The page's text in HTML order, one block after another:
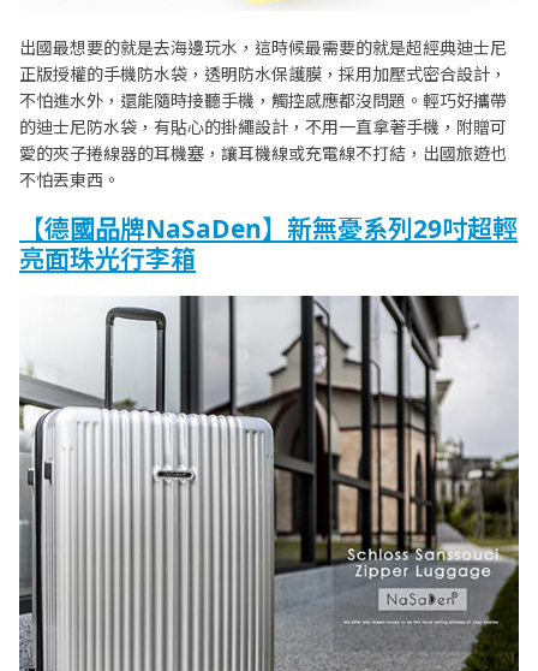
出國最想要的就是去海邊玩水，這時候最需要的就是超經典迪士尼
正版授權的手機防水袋，透明防水保護膜，採用加壓式密合設計，
不怕進水外，還能隨時接聽手機，觸控感應都沒問題。輕巧好攜帶
的迪士尼防水袋，有貼心的掛繩設計，不用一直拿著手機，附贈可
愛的夾子捲線器的耳機塞，讓耳機線或充電線不打結，出國旅遊也
不怕丟東西。
【德國品牌NaSaDen】新無憂系列29吋超輕
亮面珠光行李箱